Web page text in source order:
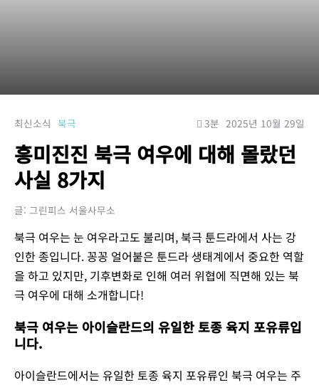
최신소식 북극 3분 2025년 10월 29일
흥미진진 북극 여우에 대해 몰랐던
사실 8가지
글: 그린피스 서울사무소
북극 여우는 눈 여우라고도 불리며, 북극 툰드라에서 사는 강
인한 종입니다. 꽁꽁 얼어붙은 툰드라 생태계에서 중요한 역할
을 하고 있지만, 기후변화로 인해 여러 위협에 직면해 있는 북
극 여우에 대해 소개합니다!
북극 여우는 아이슬란드의 유일한 토종 육지 포유류입
니다.
아이슬란드에서는 유일한 토종 육지 포유류인 북극 여우는 주